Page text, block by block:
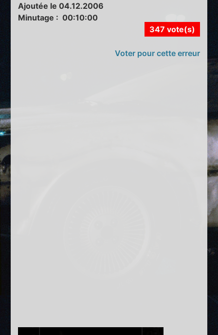
Ajoutée le 04.12.2006
Minutage : 00:10:00
347 vote(s)
Voter pour cette erreur